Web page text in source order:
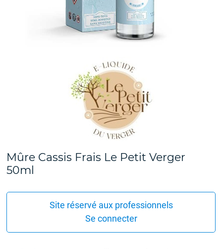
Mûre Cassis Frais Le Petit Verger
50ml
Site réservé aux professionnels
Se connecter